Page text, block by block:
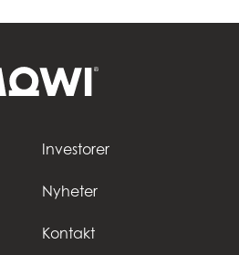
Investorer
Nyheter
Kontakt